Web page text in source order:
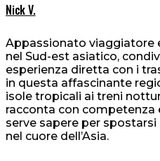
Nick V.
Appassionato viaggiatore
nel Sud-est asiatico,
esperienza diretta con i
in questa affascinante
isole tropicali ai treni
racconta con
serve sapere per
nel cuore dell’Asia.